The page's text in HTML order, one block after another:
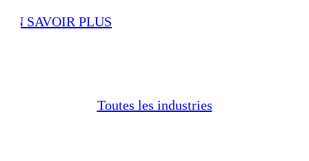
EN SAVOIR PLUS
Toutes les industries